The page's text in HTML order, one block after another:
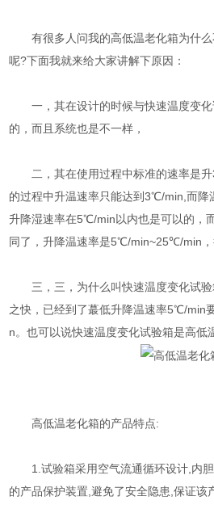
有很多人问我的高低温老化箱为什么
呢?下面我就来给大家讲解下原因：
一，其在设计的时候与快速温度变化
的，而且系统也是不一样，
二，其在使用过程中标准的速率是升
的过程中升温速率只能达到3℃/min,而
升降湿速率在5℃/min以内也是可以的，
同了，升降温速率是5℃/min~25℃/min，
三，三，为什么叫快速温度变化试验
之快，已经到了蕞低升降温速率5℃/min
n。也可以说快速温度变化试验箱是高低
高低温老化箱的产品特点:
1.试验箱采用空气流通循环设计,内胆
的产品保护装置,避免了安全隐患,保证该